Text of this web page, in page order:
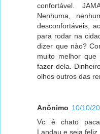
confortável.
Nenhuma,
desconfortáveis,
para rodar na
dizer que nào?
muito melhor
fazer dela.
olhos outros das
Anônimo 10/10/
Vc é chato
Landau e seja